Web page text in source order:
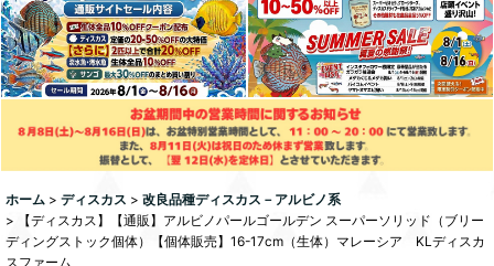
ホーム > ディスカス > 改良品種ディスカス－アルビノ系
>
【ディスカス】【通販】アルビノパールゴールデン スーパーソリッド（ブリー
ディングストック個体）【個体販売】16-17cm（生体）マレーシア KLディスカ
スファーム